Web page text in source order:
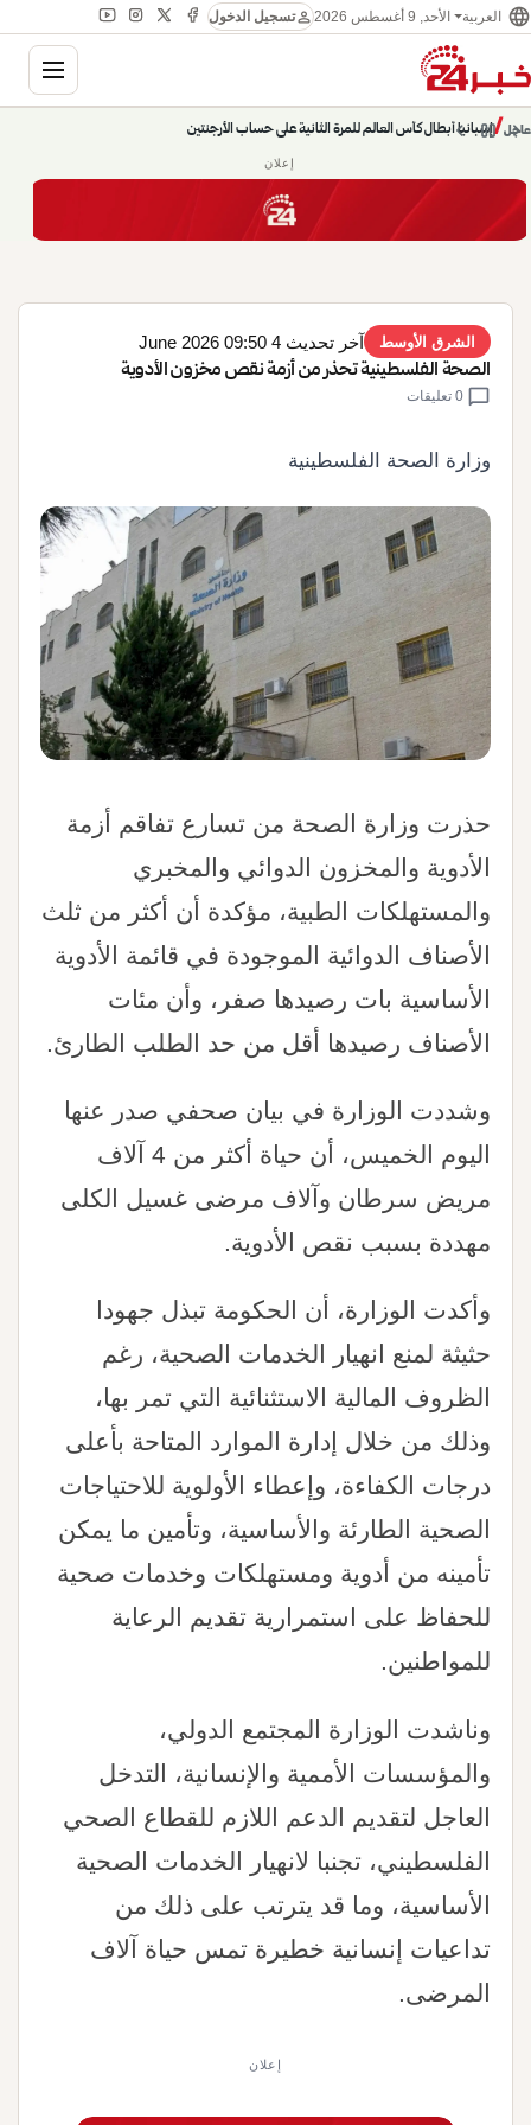
language العربية الأحد, 9 أغسطس 2026 personتسجيل الدخول
عاجل/
إسبانيا أبطال كأس العالم للمرة الثانية على حساب الأرجنتين
حديث الساعة: سيناريوهات قادمة 745
chevron_right
pause
chevron_left
إعلان
الشرق الأوسط آخر تحديث 4 June 2026 09:50
الصحة الفلسطينية تحذر من أزمة نقص مخزون الأدوية
chat_bubble
وزارة الصحة الفلسطينية
حذرت وزارة الصحة من تسارع تفاقم أزمة
الأدوية والمخزون الدوائي والمخبري
والمستهلكات الطبية، مؤكدة أن أكثر من ثلث
الأصناف الدوائية الموجودة في قائمة الأدوية
الأساسية بات رصيدها صفر، وأن مئات
الأصناف رصيدها أقل من حد الطلب الطارئ.
وشددت الوزارة في بيان صحفي صدر عنها
اليوم الخميس، أن حياة أكثر من 4 آلاف
مريض سرطان وآلاف مرضى غسيل الكلى
مهددة بسبب نقص الأدوية.
وأكدت الوزارة، أن الحكومة تبذل جهودا
حثيثة لمنع انهيار الخدمات الصحية، رغم
الظروف المالية الاستثنائية التي تمر بها،
وذلك من خلال إدارة الموارد المتاحة بأعلى
درجات الكفاءة، وإعطاء الأولوية للاحتياجات
الصحية الطارئة والأساسية، وتأمين ما يمكن
تأمينه من أدوية ومستهلكات وخدمات صحية
للحفاظ على استمرارية تقديم الرعاية
للمواطنين.
وناشدت الوزارة المجتمع الدولي،
والمؤسسات الأممية والإنسانية، التدخل
العاجل لتقديم الدعم اللازم للقطاع الصحي
الفلسطيني، تجنبا لانهيار الخدمات الصحية
الأساسية، وما قد يترتب على ذلك من
تداعيات إنسانية خطيرة تمس حياة آلاف
المرضى.
إعلان